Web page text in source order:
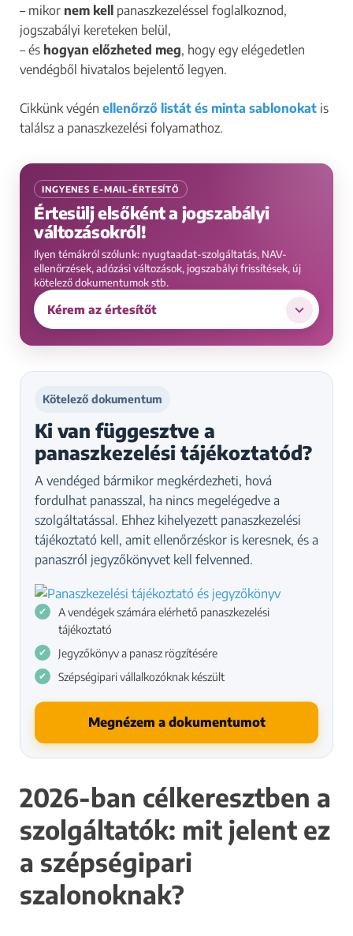
– mikor nem kell
panaszkezeléssel foglalkoznod,
jogszabályi kereteken belül,
– és hogyan előzheted meg, hogy egy elégedetlen
vendégből hivatalos bejelentő legyen.
Cikkünk végén ellenőrző listát és minta sablonokat is
találsz a panaszkezelési folyamathoz.
INGYENES E-MAIL-ÉRTESÍTŐ
Értesülj elsőként a jogszabályi
változásokról!
Ilyen témákról szólunk: nyugtaadat-szolgáltatás, NAV-
ellenőrzések, adózási változások, jogszabályi frissítések, új
kötelező dokumentumok stb.
Kérem az értesítőt
Kötelező dokumentum
Ki van függesztve a
panaszkezelési tájékoztatód?
A vendéged bármikor megkérdezheti, hová
fordulhat panasszal, ha nincs megelégedve a
szolgáltatással. Ehhez kihelyezett panaszkezelési
tájékoztató kell, amit ellenőrzéskor is keresnek, és a
panaszról jegyzőkönyvet kell felvenned.
A vendégek számára elérhető panaszkezelési
tájékoztató
Jegyzőkönyv a panasz rögzítésére
Szépségipari vállalkozóknak készült
Megnézem a dokumentumot
2026-ban célkeresztben a
szolgáltatók: mit jelent ez
a szépségipari
szalonoknak?